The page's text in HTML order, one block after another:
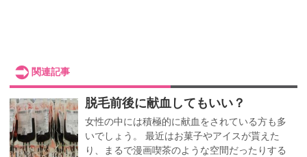
関連記事
脱毛前後に献血してもいい？
女性の中には積極的に献血をされている方も多
いでしょう。 最近はお菓子やアイスが貰えた
り、まるで漫画喫茶のような空間だったりする